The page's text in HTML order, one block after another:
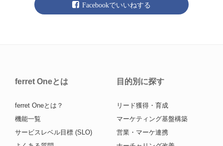
Facebookでいいねする
ferret Oneとは
ferret Oneとは？
機能一覧
サービスレベル目標 (SLO)
目的別に探す
リード獲得・育成
マーケティング基盤構築
営業・マーケ連携